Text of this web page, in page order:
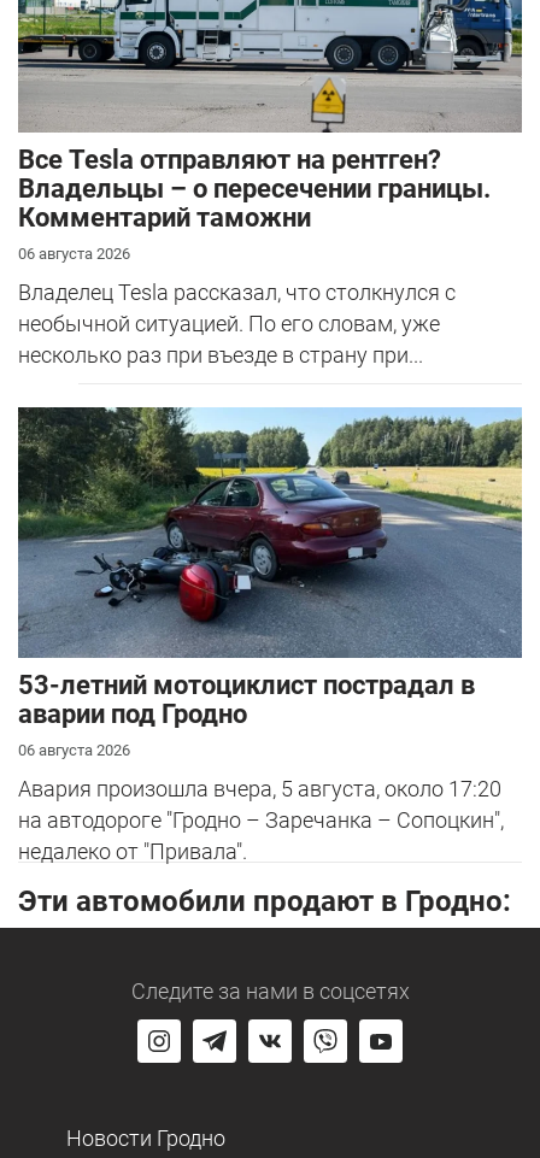
Все Tesla отправляют на рентген?
Владельцы – о пересечении границы.
Комментарий таможни
06 августа 2026
Владелец Tesla рассказал, что столкнулся с
необычной ситуацией. По его словам, уже
несколько раз при въезде в страну при...
53-летний мотоциклист пострадал в
аварии под Гродно
06 августа 2026
Авария произошла вчера, 5 августа, около 17:20
на автодороге "Гродно – Заречанка – Сопоцкин",
недалеко от "Привала".
Эти автомобили продают в Гродно:
Следите за нами в соцсетях
Новости Гродно